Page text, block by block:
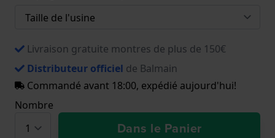
Livraison gratuite montres de plus de 150€
Distributeur officiel de Balmain
Commandé avant 18:00, expédié aujourd'hui!
Nombre
Dans le Panier